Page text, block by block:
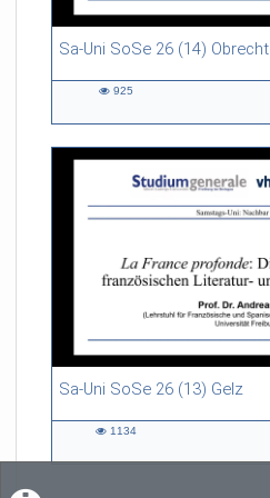
Sa-Uni SoSe 26 (14) Obrecht
46:53 duration
925
Sa-Uni SoSe 26 (13) Gelz
55:13 duration
1134